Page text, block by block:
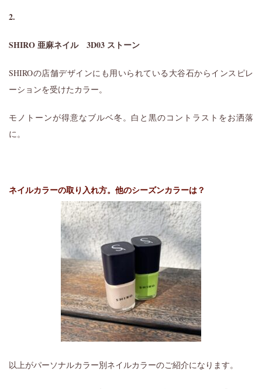
2.
SHIRO 亜麻ネイル 3D03 ストーン
SHIROの店舗デザインにも用いられている 大谷石からインスピレ
ーションを受けたカラー。
モノトーンが得意なブルベ冬。白と黒のコントラストをお洒落
に。
ネイルカラーの取り入れ方。他のシーズンカラーは？
以上がパーソナルカラー別ネイルカラーのご紹介になります。